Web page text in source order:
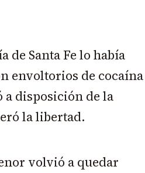
de Santa Fe lo había
envoltorios de cocaína
a disposición de la
la libertad.
volvió a quedar